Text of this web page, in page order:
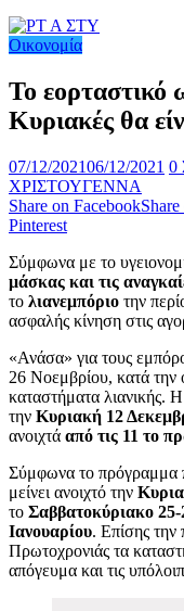
Οικονομία
Το εορταστικό
Κυριακές θα
07/12/202106/12/2021 0
ΧΡΙΣΤΟΥΓΕΝΝΑ
Share on Facebook
Pinterest
Σύμφωνα με το
μάσκας και τις
το λιανεμπόριο την
ασφαλής κίνηση στις
«Ανάσα» για τους
26 Νοεμβρίου, κατά την
καταστήματα λιανικής.
την Κυριακή 12
ανοιχτά από τις 11 το
Σύμφωνα το πρόγραμμα
μείνει ανοιχτό την
το Σαββατοκύριακο 25-
Ιανουαρίου. Επίσης την
Πρωτοχρονιάς τα
απόγευμα και τις